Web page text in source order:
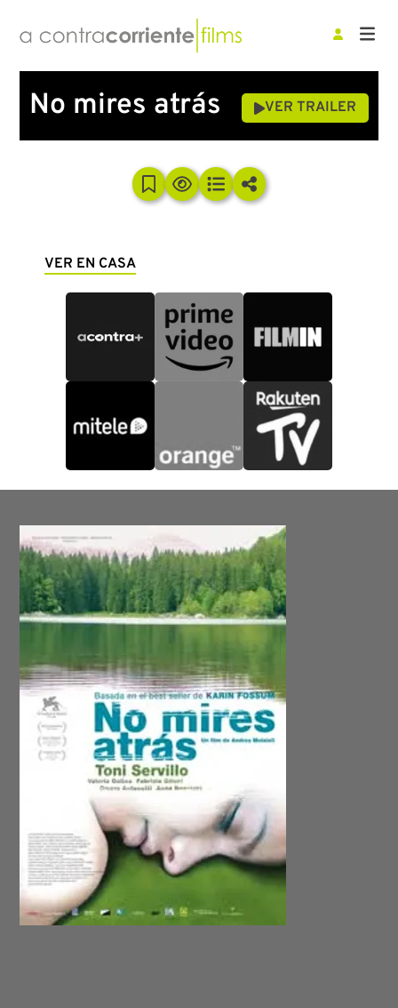
No mires atrás VER TRAILER
VER EN CASA